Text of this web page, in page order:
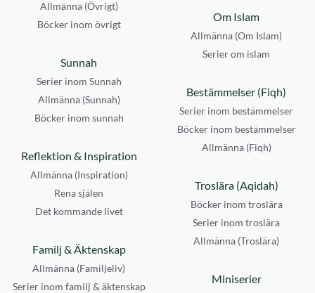
Allmänna (Övrigt)
Böcker inom övrigt
Om Islam
Allmänna (Om Islam)
Serier om islam
Sunnah
Serier inom Sunnah
Allmänna (Sunnah)
Böcker inom sunnah
Bestämmelser (Fiqh)
Serier inom bestämmelser
Böcker inom bestämmelser
Allmänna (Fiqh)
Reflektion & Inspiration
Allmänna (Inspiration)
Rena själen
Det kommande livet
Troslära (Aqidah)
Böcker inom troslära
Serier inom troslära
Allmänna (Troslära)
Familj & Äktenskap
Allmänna (Familjeliv)
Serier inom familj & äktenskap
Miniserier